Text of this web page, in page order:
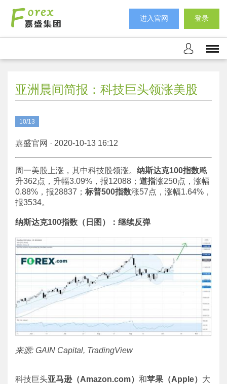
进入官网 登录
亚洲晨间简报：科技巨头领涨美股
10/13
嘉盛官网 · 2020-10-13 16:12
周一美股上涨，其中科技股领涨。 纳斯达克100指数飚
升362点，升幅3.09%，报12088； 道指涨250点，涨幅
0.88%，报28837； 标普500指数涨57点，涨幅1.64%，
报3534。
纳斯达克100指数（日图）：继续反弹
来源: GAIN Capital, TradingView
科技巨头亚马逊（Amazon.com） 和苹果（Apple） 大